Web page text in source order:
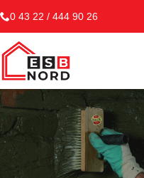
0 43 22 / 444 90 26